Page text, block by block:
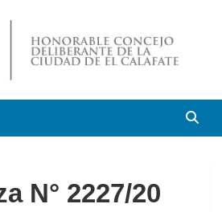
de El Calafate
N° 2227/20